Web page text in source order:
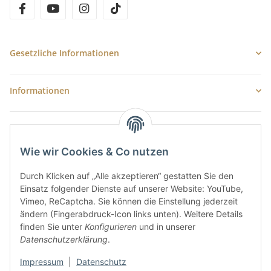
Wie wir Cookies & Co nutzen
Durch Klicken auf „Alle akzeptieren“ gestatten Sie den
Einsatz folgender Dienste auf unserer Website: YouTube,
Vimeo, ReCaptcha. Sie können die Einstellung jederzeit
ändern (Fingerabdruck-Icon links unten). Weitere Details
finden Sie unter Konfigurieren und in unserer
Datenschutzerklärung.
Impressum Datenschutz
facebookyoutube instagram
Gesetzliche Informationen
Informationen
Newsletter Abonnieren
E-Mail-Adresse
Bitte senden Sie mir entsprechend Ihrer Datenschutzerklärung regelmäßig
und jederzeit widerruflich Informationen zu Ihrem Produktsortiment per E-
Mail zu.